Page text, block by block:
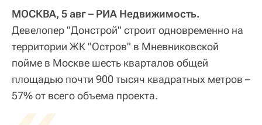
МОСКВА, 5 авг – РИА Недвижимость.
Девелопер "Донстрой" строит одновременно на
территории ЖК "Остров" в Мневниковской
пойме в Москве шесть кварталов общей
площадью почти 900 тысяч квадратных метров –
57% от всего объема проекта.